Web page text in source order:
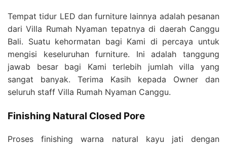
Tempat tidur LED dan furniture lainnya adalah pesanan
dari Villa Rumah Nyaman tepatnya di daerah Canggu
Bali. Suatu kehormatan bagi Kami di percaya untuk
mengisi keseluruhan furniture. Ini adalah tanggung
jawab besar bagi Kami terlebih jumlah villa yang
sangat banyak. Terima Kasih kepada Owner dan
seluruh staff Villa Rumah Nyaman Canggu.
Finishing Natural Closed Pore
Proses finishing warna natural kayu jati dengan